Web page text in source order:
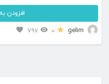
افزودن
gelim
0
797